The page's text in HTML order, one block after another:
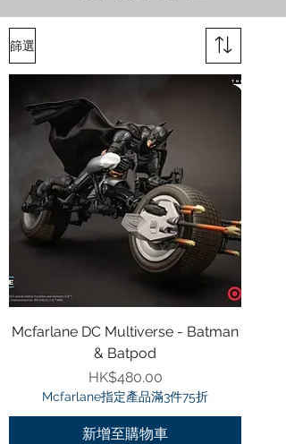
篩選
Mcfarlane DC Multiverse - Batman
& Batpod
價格
HK$480.00
Mcfarlane指定產品滿3件75折
新增至購物車